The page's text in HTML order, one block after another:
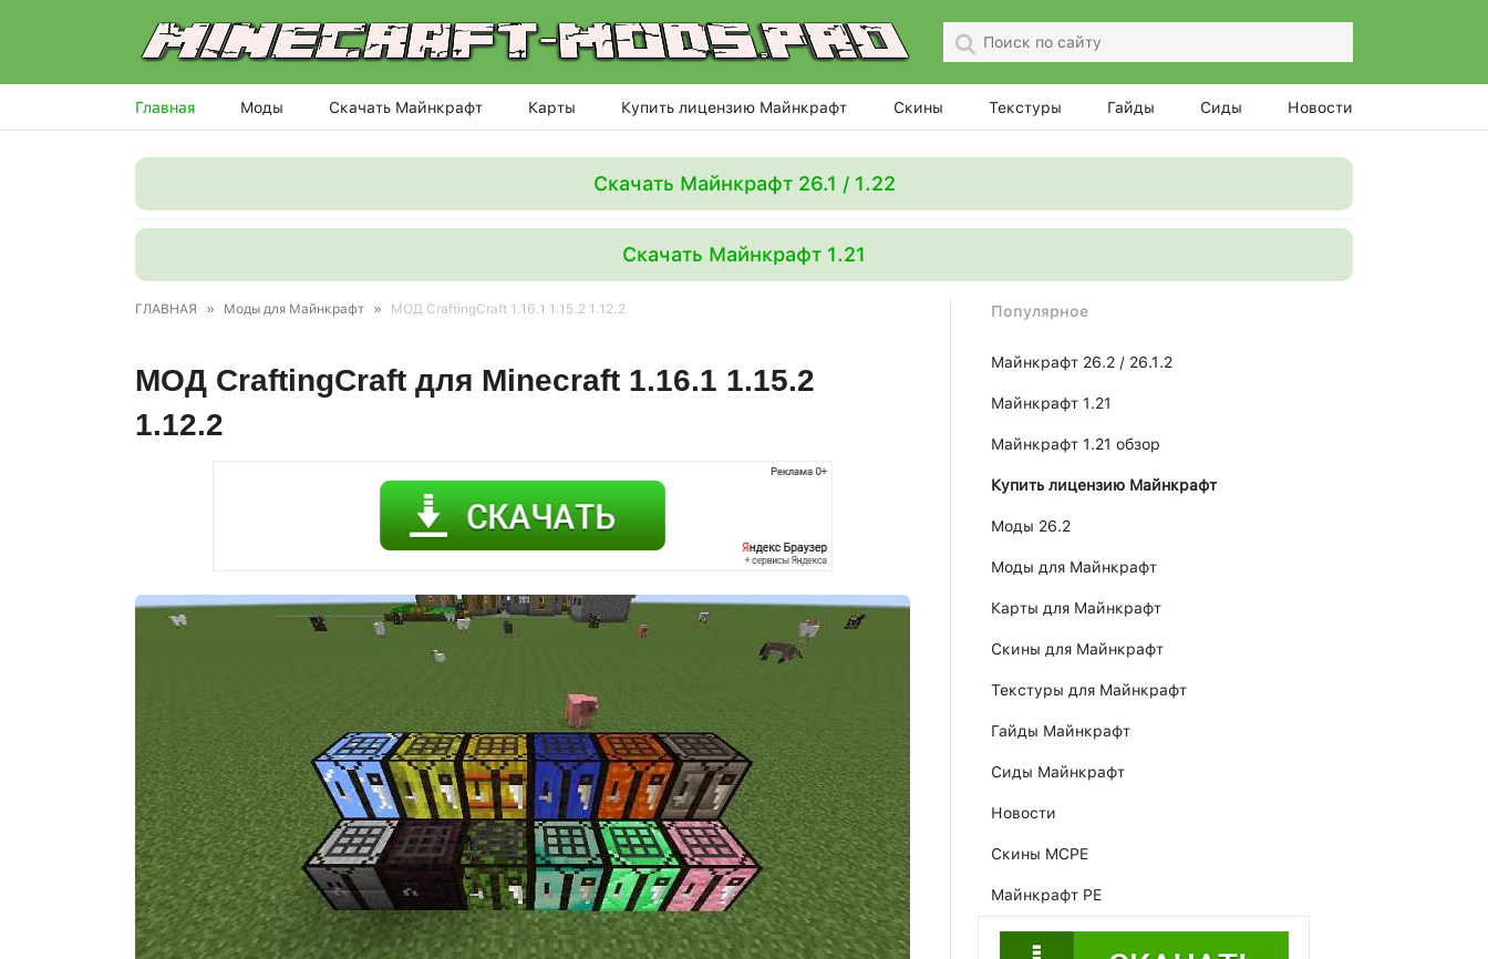
Главная Моды Скачать Майнкрафт Карты Купить лицензию Майнкрафт Скины Текстуры Гайды Сиды Новости
Скачать Майнкрафт 26.1 / 1.22
Скачать Майнкрафт 1.21
ГЛАВНАЯ » Моды для Майнкрафт » МОД CraftingCraft 1.16.1 1.15.2 1.12.2
МОД CraftingCraft для Minecraft 1.16.1 1.15.2
1.12.2
Популярное
Майнкрафт 26.2 / 26.1.2
Майнкрафт 1.21
Майнкрафт 1.21 обзор
Купить лицензию Майнкрафт
Моды 26.2
Моды для Майнкрафт
Карты для Майнкрафт
Скины для Майнкрафт
Текстуры для Майнкрафт
Гайды Майнкрафт
Сиды Майнкрафт
Новости
Скины MCPE
Майнкрафт PE